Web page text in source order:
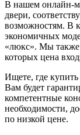
В нашем онлайн-
двери,
возможностям. В
экономичных
«люкс». Мы также
которых цена
Ищете, где
Вам будет
компетентные
необходимости,
по низкой цене.